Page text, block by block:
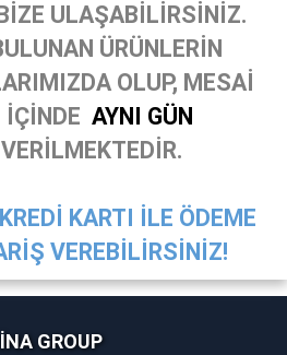
ULAŞABİLİRSİNİZ.
ÜRÜNLERİN
OLUP, MESAİ
AYNI GÜN
VERİLMEKTEDİR.
KARTI İLE ÖDEME
VEREBİLİRSİNİZ!
GROUP